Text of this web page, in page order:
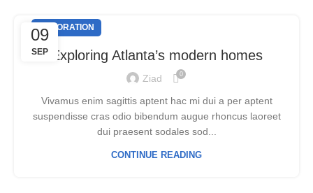
09
SEP
DECORATION
Exploring Atlanta’s modern homes
Ziad 0
Vivamus enim sagittis aptent hac mi dui a per aptent
suspendisse cras odio bibendum augue rhoncus laoreet
dui praesent sodales sod...
CONTINUE READING